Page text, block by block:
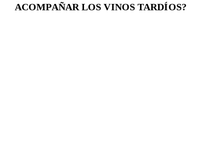
ACOMPAÑAR LOS VINOS TARDÍOS?